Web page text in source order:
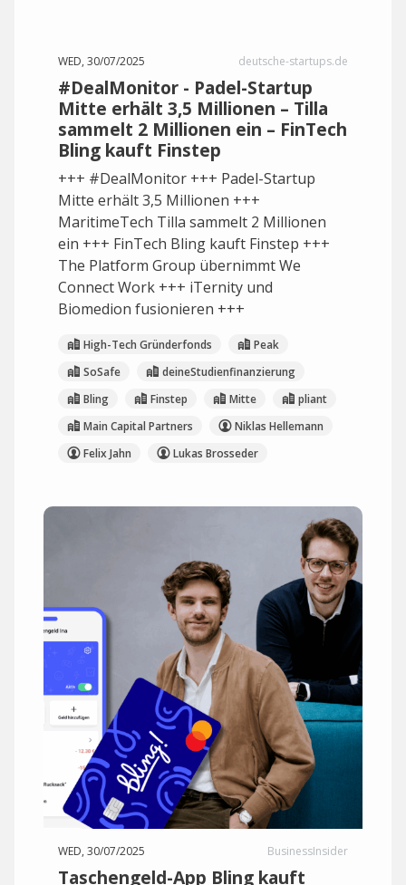
WED, 30/07/2025 deutsche-startups.de
#DealMonitor - Padel-Startup
Mitte erhält 3,5 Millionen – Tilla
sammelt 2 Millionen ein – FinTech
Bling kauft Finstep
+++ #DealMonitor +++ Padel-Startup
Mitte erhält 3,5 Millionen +++
MaritimeTech Tilla sammelt 2 Millionen
ein +++ FinTech Bling kauft Finstep +++
The Platform Group übernimmt We
Connect Work +++ iTernity und
Biomedion fusionieren +++
High-Tech Gründerfonds
Peak
SoSafe
deineStudienfinanzierung
Bling
Finstep Mitte
pliant
Main Capital Partners
Niklas Hellemann
Felix Jahn
Lukas Brosseder
WED, 30/07/2025 BusinessInsider
Taschengeld-App Bling kauft